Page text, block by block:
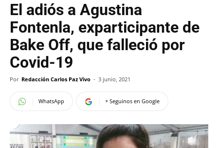
El adiós a Agustina
Fontenla, exparticipante de
Bake Off, que falleció por
Covid-19
Por Redacción Carlos Paz Vivo - 3 junio, 2021
WhatsApp + Seguinos en Google